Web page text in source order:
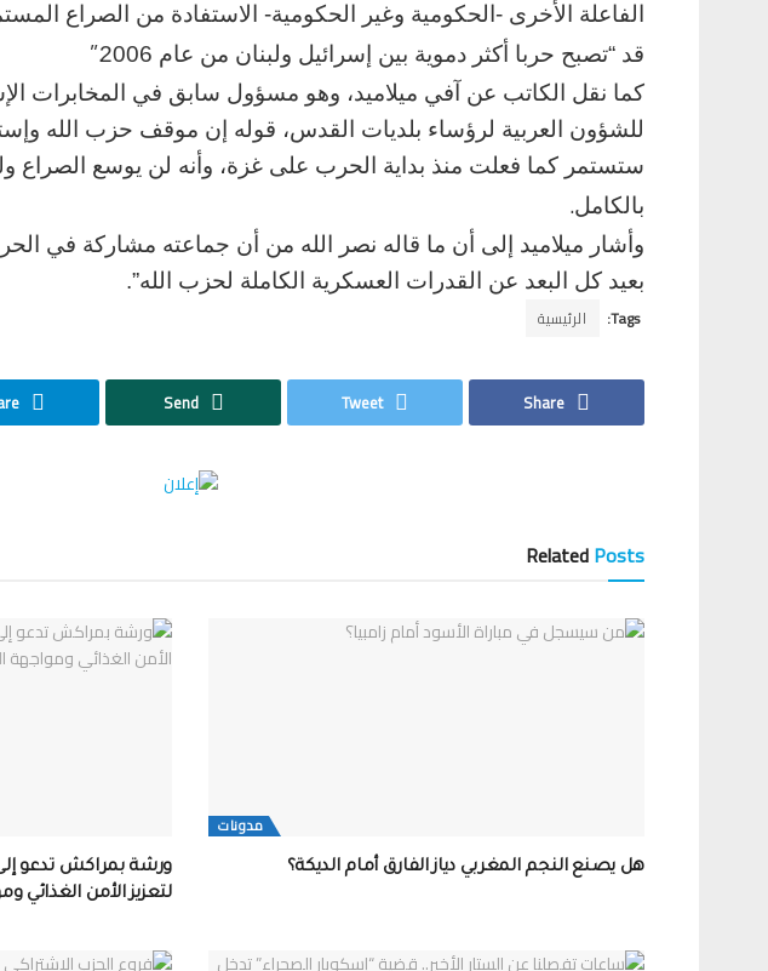
الفاعلة الأخرى -الحكومية وغير الحكومية- الاستفادة من الصراع
قد “تصبح حربا أكثر دموية بين إسرائيل ولبنان من عام 2006
”.
كما نقل الكاتب عن آفي ميلاميد، وهو مسؤول سابق في المخابرات
للشؤون العربية لرؤساء بلديات القدس، قوله إن موقف حزب الله
ستستمر كما فعلت منذ بداية الحرب على غزة، وأنه لن يوسع الصراع
بالكامل.
وأشار ميلاميد إلى أن ما قاله نصر الله من أن جماعته مشاركة في
بعيد كل البعد عن القدرات العسكرية الكاملة لحزب الله”.
Tags: الرئيسية
Share
Tweet
Send
RelatedPosts
مدونات
هل يصنع النجم المغربي دياز الفارق أمام الديكة؟
ورشة بمراكش تدعو
لتعزيز الأمن الغذائي